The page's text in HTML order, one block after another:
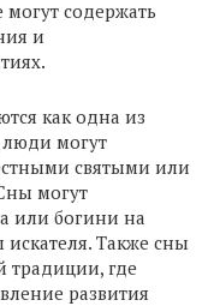
содержать
и
как одна из
люди могут
святыми или
могут
или богини на
Также сны
традиции, где
развития